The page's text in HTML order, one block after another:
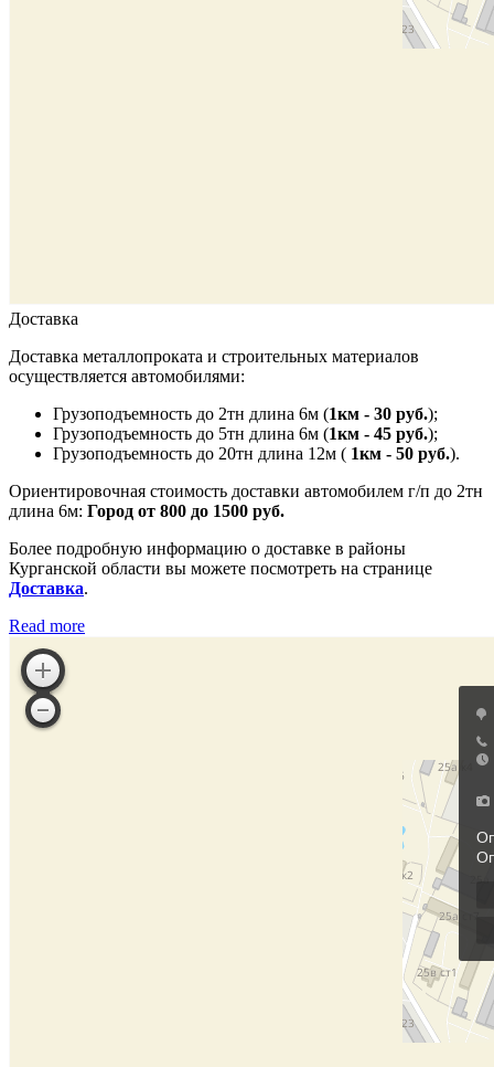
Доставка
Доставка металлопроката и строительных материалов
осуществляется автомобилями:
Грузоподъемность до 2тн длина 6м (1км - 30 руб.);
Грузоподъемность до 5тн длина 6м (1км - 45 руб.);
Грузоподъемность до 20тн длина 12м ( 1км - 50 руб.).
Ориентировочная стоимость доставки автомобилем г/п до 2тн
длина 6м: Город от 800 до 1500 руб.
Более подробную информацию о доставке в районы
Курганской области вы можете посмотреть на странице
Доставка.
Read more